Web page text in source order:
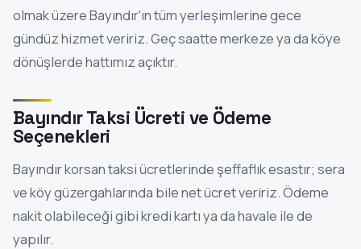
olmak üzere Bayındır'ın tüm yerleşimlerine gece
gündüz hizmet veririz. Geç saatte merkeze ya da köye
dönüşlerde hattımız açıktır.
Bayındır Taksi Ücreti ve Ödeme
Seçenekleri
Bayındır korsan taksi ücretlerinde şeffaflık esastır; sera
ve köy güzergahlarında bile net ücret veririz. Ödeme
nakit olabileceği gibi kredi kartı ya da havale ile de
yapılır.